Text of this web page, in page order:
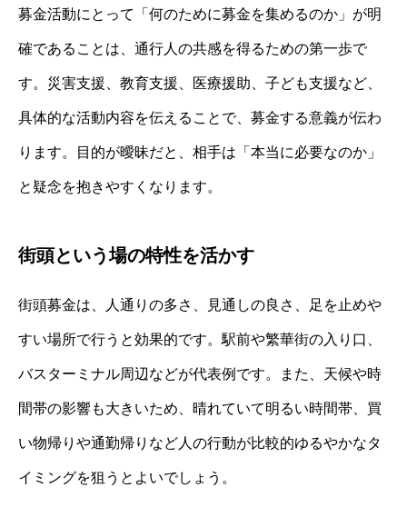
募金活動にとって「何のために募金を集めるのか」が明
確であることは、通行人の共感を得るための第一歩で
す。災害支援、教育支援、医療援助、子ども支援など、
具体的な活動内容を伝えることで、募金する意義が伝わ
ります。目的が曖昧だと、相手は「本当に必要なのか」
と疑念を抱きやすくなります。
街頭という場の特性を活かす
街頭募金は、人通りの多さ、見通しの良さ、足を止めや
すい場所で行うと効果的です。駅前や繁華街の入り口、
バスターミナル周辺などが代表例です。また、天候や時
間帯の影響も大きいため、晴れていて明るい時間帯、買
い物帰りや通勤帰りなど人の行動が比較的ゆるやかなタ
イミングを狙うとよいでしょう。